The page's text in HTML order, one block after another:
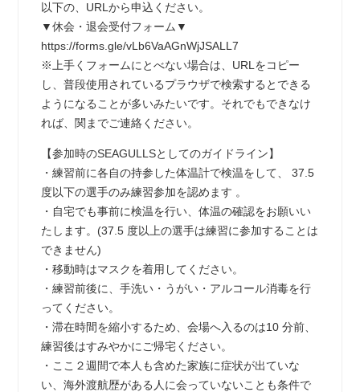
以下の、URLから申込ください。
▼休会・退会受付フォーム▼
https://forms.gle/vLb6VaAGnWjJSALL7
※上手くフォームにとべない場合は、URLをコピー
し、普段使用されているプラウザで検索するとできる
ようになることが多いみたいです。それでもできなけ
れば、関までご連絡ください。
【参加時のSEAGULLSとしてのガイドライン】
・練習前に各自の持参した体温計で検温をして、 37.5
度以下の選手のみ練習参加を認めます 。
・自宅でも事前に検温を行い、体温の確認をお願いい
たします。(37.5 度以上の選手は練習に参加することは
できません)
・移動時はマスクを着用してください。
・練習前後に、手洗い・うがい・アルコール消毒を行
ってください。
・滞在時間を縮小するため、会場へ入るのは10 分前、
練習後はすみやかにご帰宅ください。
・ここ２週間で本人も含めた家族に症状が出ていな
い、海外渡航歴がある人に会っていないことも条件で